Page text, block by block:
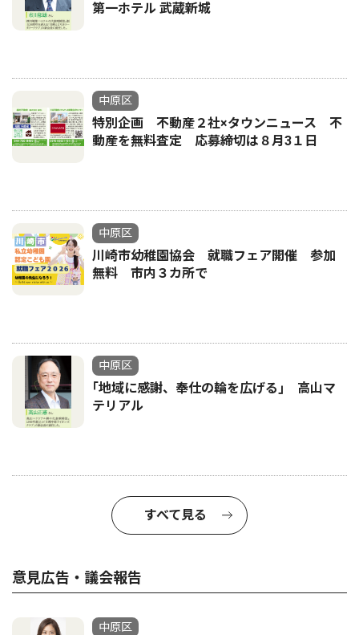
第一ホテル 武蔵新城
中原区
特別企画 不動産２社×タウンニュース 不
動産を無料査定 応募締切は８月3１日
中原区
川崎市幼稚園協会 就職フェア開催 参加
無料 市内３カ所で
中原区
｢地域に感謝、奉仕の輪を広げる｣ 高山マ
テリアル
すべて見る
意見広告・議会報告
中原区